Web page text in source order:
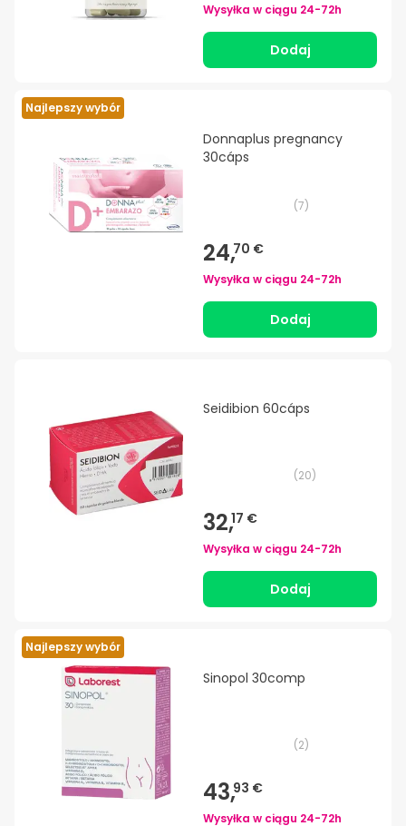
Wysyłka w ciągu 24-72h
Dodaj
Najlepszy wybór
Donnaplus pregnancy
30cáps
(7)
24,70 €
Wysyłka w ciągu 24-72h
Dodaj
Seidibion 60cáps
(20)
32,17 €
Wysyłka w ciągu 24-72h
Dodaj
Najlepszy wybór
Sinopol 30comp
(2)
43,93 €
Wysyłka w ciągu 24-72h